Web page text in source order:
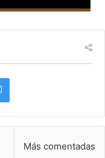
Más comentadas